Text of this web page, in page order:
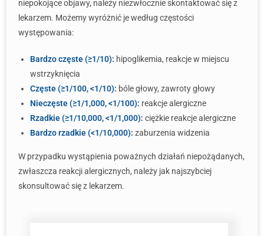
niepokojące objawy, należy niezwłocznie skontaktować się z
lekarzem. Możemy wyróżnić je według częstości
występowania:
Bardzo częste (≥1/10): hipoglikemia, reakcje w miejscu
wstrzyknięcia
Częste (≥1/100, <1/10): bóle głowy, zawroty głowy
Nieczęste (≥1/1,000, <1/100): reakcje alergiczne
Rzadkie (≥1/10,000, <1/1,000): ciężkie reakcje alergiczne
Bardzo rzadkie (<1/10,000): zaburzenia widzenia
W przypadku wystąpienia poważnych działań niepożądanych,
zwłaszcza reakcji alergicznych, należy jak najszybciej
skonsultować się z lekarzem.